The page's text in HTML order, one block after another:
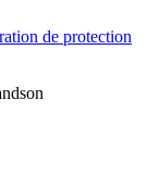
de protection